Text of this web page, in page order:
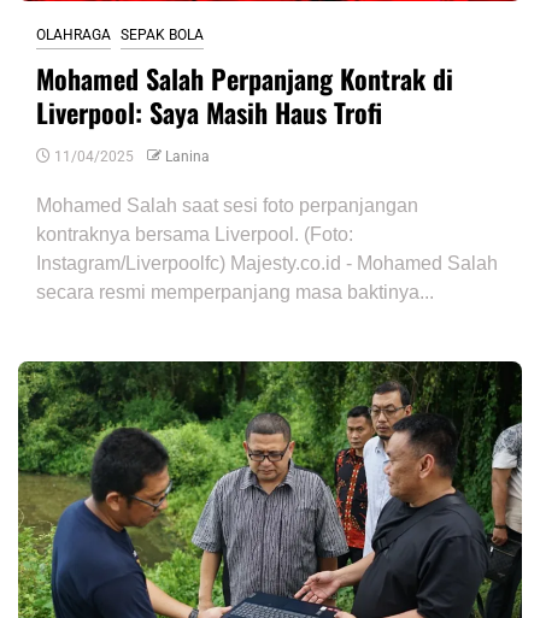
OLAHRAGA SEPAK BOLA
Mohamed Salah Perpanjang Kontrak di
Liverpool: Saya Masih Haus Trofi
11/04/2025 Lanina
Mohamed Salah saat sesi foto perpanjangan
kontraknya bersama Liverpool. (Foto:
Instagram/Liverpoolfc) Majesty.co.id - Mohamed Salah
secara resmi memperpanjang masa baktinya...